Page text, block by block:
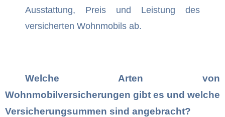
Ausstattung, Preis und Leistung des
versicherten Wohnmobils ab.
Welche Arten von
Wohnmobilversicherungen gibt es und welche
Versicherungsummen sind angebracht?